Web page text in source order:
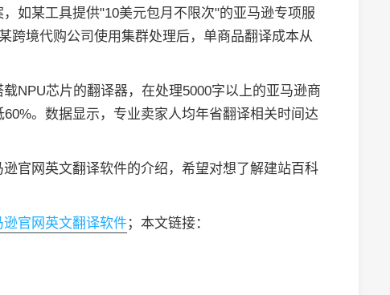
，如某工具提供"10美元包月不限次"的亚马逊专项服
跨境代购公司使用集群处理后，单商品翻译成本从
载NPU芯片的翻译器，在处理5000字以上的亚马逊商
。数据显示，专业卖家人均年省翻译相关时间达
官网英文翻译软件的介绍，希望对想了解建站百科
官网英文翻译软件；本文链接：